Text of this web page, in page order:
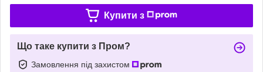
Купити з
Що таке купити з Пром?
Замовлення під захистом